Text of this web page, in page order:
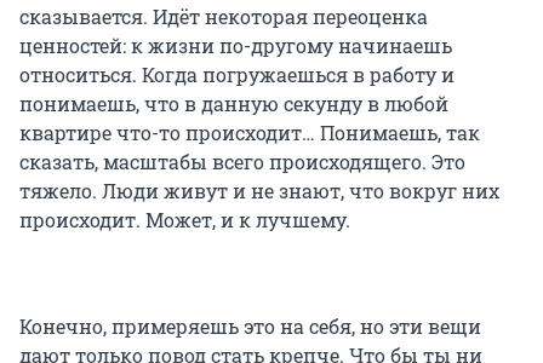
сказывается. Идёт некоторая переоценка
ценностей: к жизни по-другому начинаешь
относиться. Когда погружаешься в работу и
понимаешь, что в данную секунду в любой
квартире что-то происходит… Понимаешь, так
сказать, масштабы всего происходящего. Это
тяжело. Люди живут и не знают, что вокруг них
происходит. Может, и к лучшему.
Конечно, примеряешь это на себя, но эти вещи
дают только повод стать крепче. Что бы ты ни